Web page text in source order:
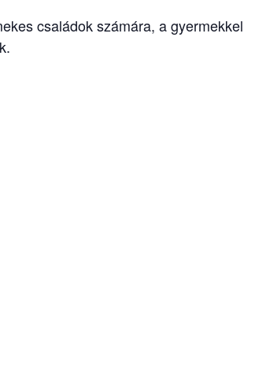
családok számára, a gyermekkel